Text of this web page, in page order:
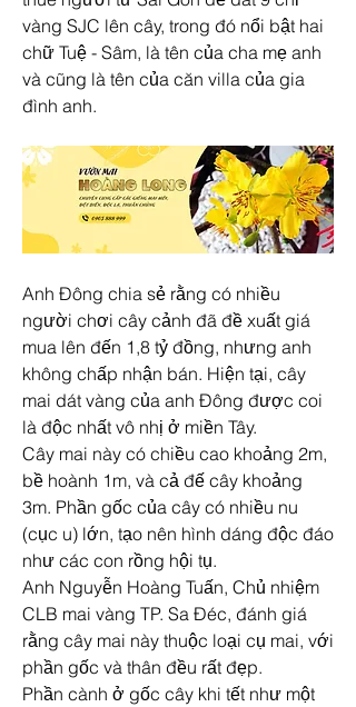
vàng SJC lên cây, trong đó nổi bật hai
chữ Tuệ - Sâm, là tên của cha mẹ anh
và cũng là tên của căn villa của gia
đình anh.
Anh Đông chia sẻ rằng có nhiều
người chơi cây cảnh đã đề xuất giá
mua lên đến 1,8 tỷ đồng, nhưng anh
không chấp nhận bán. Hiện tại, cây
mai dát vàng của anh Đông được coi
là độc nhất vô nhị ở miền Tây.
Cây mai này có chiều cao khoảng 2m,
bề hoành 1m, và cả đế cây khoảng
3m. Phần gốc của cây có nhiều nu
(cục u) lớn, tạo nên hình dáng độc đáo
như các con rồng hội tụ.
Anh Nguyễn Hoàng Tuấn, Chủ nhiệm
CLB mai vàng TP. Sa Đéc, đánh giá
rằng cây mai này thuộc loại cụ mai, với
phần gốc và thân đều rất đẹp.
Phần cành ở gốc cây khi tết như một